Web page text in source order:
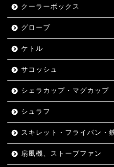
クーラーボックス
グローブ
ケトル
サコッシュ
シェラカップ・マグカップ
シュラフ
スキレット・フライパン・
扇風機、ストーブファン